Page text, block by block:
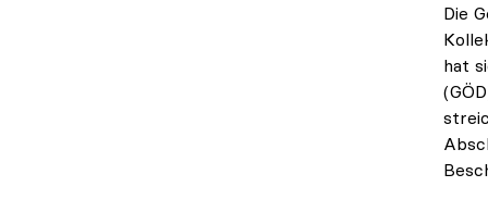
Die
hat